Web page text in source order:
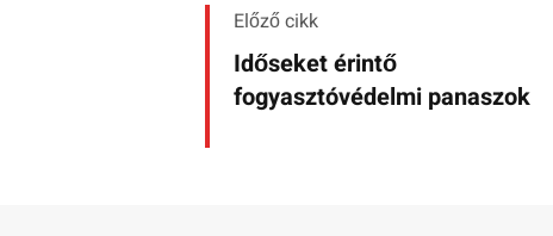
Előző cikk
Időseket érintő
fogyasztóvédelmi panaszok